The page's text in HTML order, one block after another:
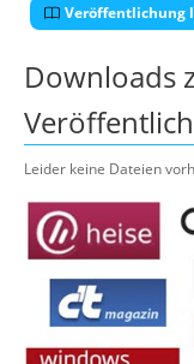
Veröffentlichung
Downloads
Leider keine Dateien